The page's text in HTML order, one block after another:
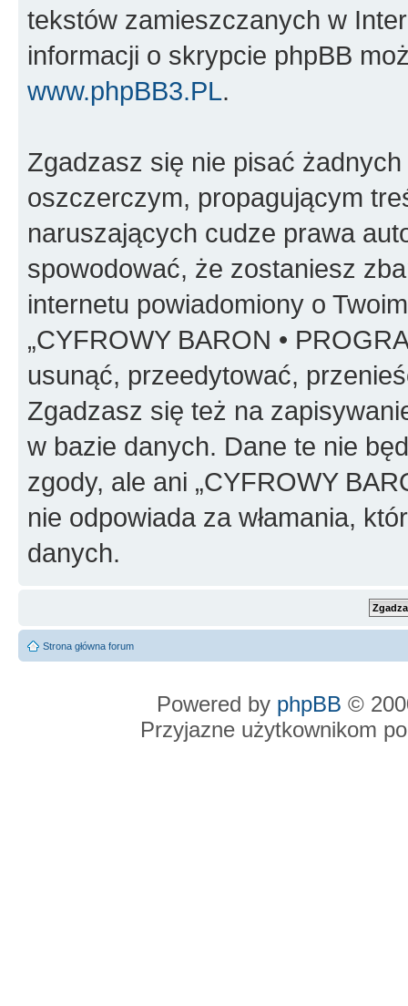
tekstów zamieszczanych w
informacji o skrypcie phpBB
www.phpBB3.PL.
Zgadzasz się nie pisać
oszczerczym, propagującym
naruszających cudze prawa
spowodować, że zostaniesz
internetu powiadomiony o
„CYFROWY BARON •
usunąć, przeedytować,
Zgadzasz się też na
w bazie danych. Dane te nie
zgody, ale ani „CYFROWY
nie odpowiada za włamania,
danych.
Strona główna forum
Powered by phpBB ©
Przyjazne użytkownikom